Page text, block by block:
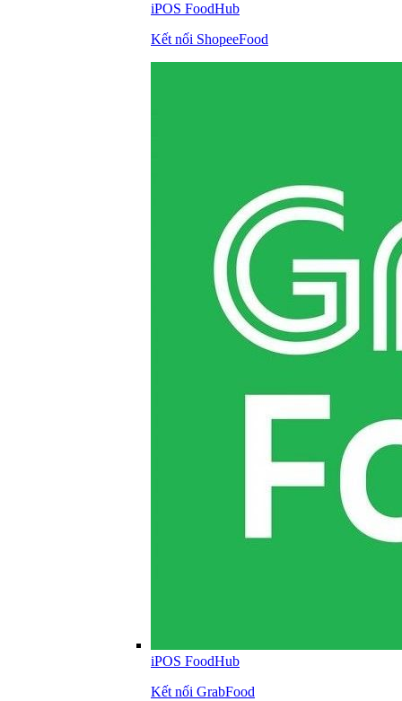
iPOS FoodHub
Kết nối ShopeeFood
iPOS FoodHub
Kết nối GrabFood